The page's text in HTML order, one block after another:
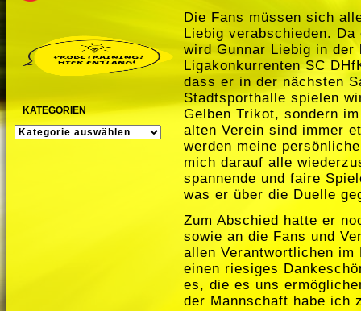
KATEGORIEN
KATEGORIEN
Die Fans müssen sich
Liebig verabschieden.
wird Gunnar Liebig in der
Ligakonkurrenten SC
dass er in der nächsten
Stadtsporthalle spielen
Gelben Trikot, sondern
alten Verein sind immer
werden meine
mich darauf alle
spannende und faire
was er über die Duelle
Zum Abschied hatte er
sowie an die Fans und
allen Verantwortlichen im
einen riesiges
es, die es uns
der Mannschaft habe ich